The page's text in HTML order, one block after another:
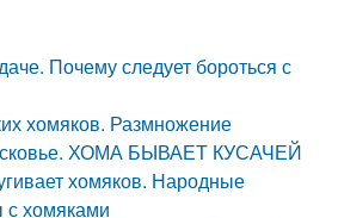
Почему следует бороться с
хомяков. Размножение
ХОМА БЫВАЕТ КУСАЧЕЙ
хомяков. Народные
хомяками